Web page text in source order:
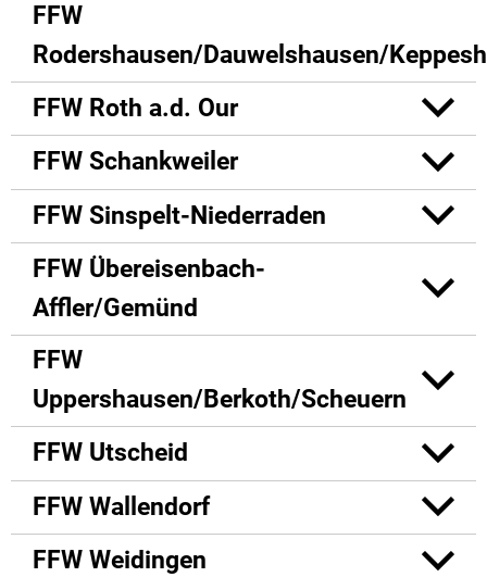
FFW
Rodershausen/Dauwelshausen/
FFW Roth a.d. Our
FFW Schankweiler
FFW Sinspelt-Niederraden
FFW Übereisenbach-
Affler/Gemünd
FFW
Uppershausen/Berkoth/Scheuern
FFW Utscheid
FFW Wallendorf
FFW Weidingen